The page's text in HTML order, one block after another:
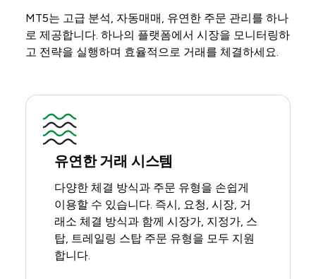
MT5는 고급 분석, 자동매매, 유연한 주문 관리를 하나
로 제공합니다. 하나의 플랫폼에서 시장을 모니터링하
고 전략을 실행하며 효율적으로 거래를 체결하세요.
유연한 거래 시스템
다양한 체결 방식과 주문 유형을 손쉽게
이용할 수 있습니다. 즉시, 요청, 시장, 거
래소 체결 방식과 함께 시장가, 지정가, 스
탑, 트레일링 스탑 주문 유형을 모두 지원
합니다.